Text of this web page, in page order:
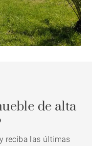
de alta
reciba las últimas